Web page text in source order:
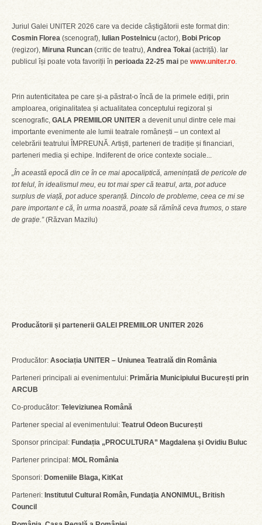
Juriul Galei UNITER 2026 care va decide câștigătorii este format din:
Cosmin Florea (scenograf), Iulian Postelnicu (actor), Bobi Pricop
(regizor), Miruna Runcan (critic de teatru), Andrea Tokai (actriță). Iar
publicul își poate vota favoriții în perioada 22-25 mai pe www.uniter.ro.
Prin autenticitatea pe care și-a păstrat-o încă de la primele ediții, prin
amploarea, originalitatea și actualitatea conceptului regizoral și
scenografic, GALA PREMIILOR UNITER a devenit unul dintre cele mai
importante evenimente ale lumii teatrale românești – un context al
celebrării teatrului ÎMPREUNĂ. Artiști, parteneri de tradiție și financiari,
parteneri media și echipe. Indiferent de orice contexte sociale...
„În această epocă din ce în ce mai apocaliptică, amenințată de pericole de
tot felul, în idealismul meu, eu tot mai sper că teatrul, arta, pot aduce
surplus de viață, pot aduce speranță. Dincolo de probleme, ceea ce mi se
pare important e că, în urma noastră, poate să rămînă ceva frumos, o stare
de grație.”(Răzvan Mazilu)
Producătorii și partenerii GALEI PREMIILOR UNITER 2026
Producător: Asociația UNITER – Uniunea Teatrală din România
Parteneri principali ai evenimentului: Primăria Municipiului București prin
ARCUB
Co-producător: Televiziunea Română
Partener special al evenimentului: Teatrul Odeon București
Sponsor principal: Fundația „PROCULTURA” Magdalena și Ovidiu Buluc
Partener principal: MOL România
Sponsori: Domeniile Blaga, KitKat
Parteneri: Institutul Cultural Român, Fundaţia ANONIMUL, British
Council